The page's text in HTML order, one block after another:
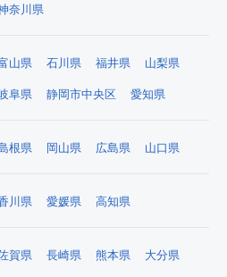
奈川県
山県 石川県 福井県 山梨県
阜県 静岡市中央区 愛知県
根県 岡山県 広島県 山口県
川県 愛媛県 高知県
賀県 長崎県 熊本県 大分県